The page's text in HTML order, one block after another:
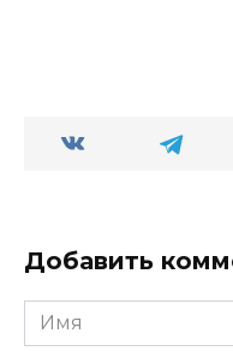
Добавить
Имя
*